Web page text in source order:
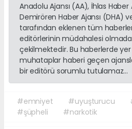
Anadolu Ajansı (AA), İhlas Haber
Demirören Haber Ajansı (DHA)
tarafından eklenen tüm
editörlerinin müdahalesi
çekilmektedir. Bu haberlerde
muhataplar haberi geçen
bir editörü sorumlu tutulamaz...
#emniyet #uyuşturucu
#şüpheli
#narkotik